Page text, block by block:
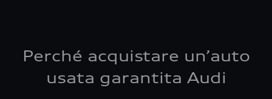
Perché acquistare un’auto
usata garantita Audi